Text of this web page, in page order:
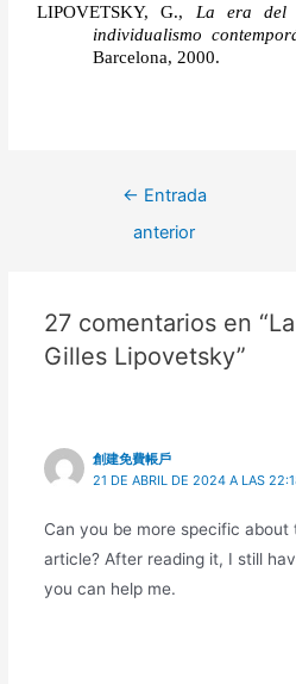
LIPOVETSKY, G., La era del
individualismo
Barcelona, 2000.
← Entrada
anterior
27 comentarios en
Gilles Lipovetsky”
創建免費帳戶
21 DE ABRIL DE 2024 A LAS
Can you be more specific
article? After reading it, I still
you can help me.